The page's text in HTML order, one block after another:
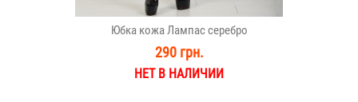
Юбка кожа Лампас серебро
290 грн.
НЕТ В НАЛИЧИИ